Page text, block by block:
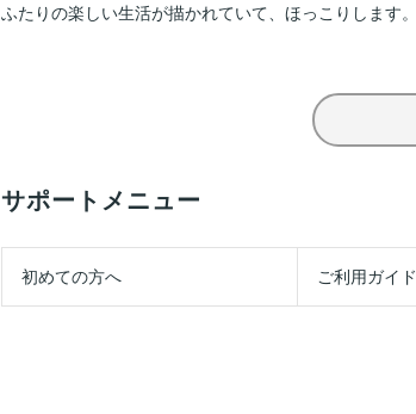
ふたりの楽しい生活が描かれていて、ほっこりします
サポートメニュー
初めての方へ ご利用ガイド